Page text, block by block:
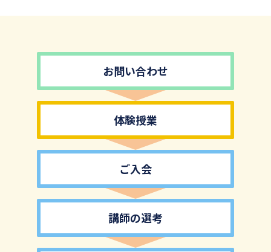
お問い合わせ
体験授業
ご入会
講師の選考